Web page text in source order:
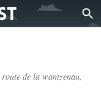
route de la wantzenau,